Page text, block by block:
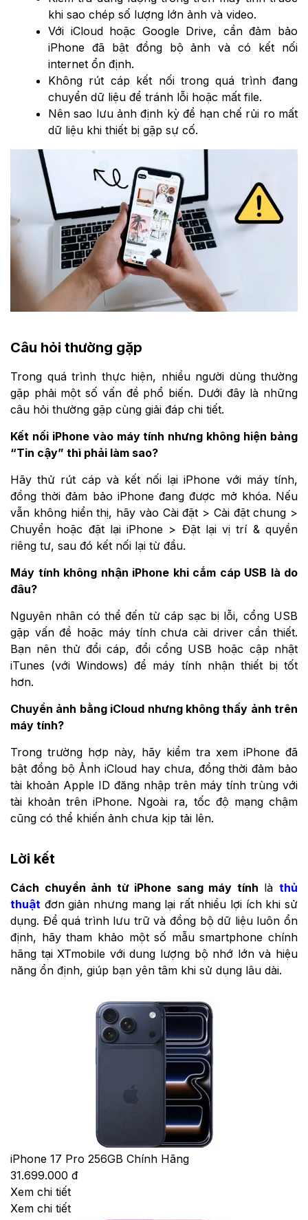
khi sao chép số lượng lớn ảnh và video.
Với iCloud hoặc Google Drive, cần đảm bảo
iPhone đã bật đồng bộ ảnh và có kết nối
internet ổn định.
Không rút cáp kết nối trong quá trình đang
chuyển dữ liệu để tránh lỗi hoặc mất file.
Nên sao lưu ảnh định kỳ để hạn chế rủi ro mất
dữ liệu khi thiết bị gặp sự cố.
Câu hỏi thường gặp
Trong quá trình thực hiện, nhiều người dùng thường
gặp phải một số vấn đề phổ biến. Dưới đây là những
câu hỏi thường gặp cùng giải đáp chi tiết.
Kết nối iPhone vào máy tính nhưng không hiện bảng
“Tin cậy” thì phải làm sao?
Hãy thử rút cáp và kết nối lại iPhone với máy tính,
đồng thời đảm bảo iPhone đang được mở khóa. Nếu
vẫn không hiển thị, hãy vào Cài đặt > Cài đặt chung >
Chuyển hoặc đặt lại iPhone > Đặt lại vị trí & quyền
riêng tư, sau đó kết nối lại từ đầu.
Máy tính không nhận iPhone khi cắm cáp USB là do
đâu?
Nguyên nhân có thể đến từ cáp sạc bị lỗi, cổng USB
gặp vấn đề hoặc máy tính chưa cài driver cần thiết.
Bạn nên thử đổi cáp, đổi cổng USB hoặc cập nhật
iTunes (với Windows) để máy tính nhận thiết bị tốt
hơn.
Chuyển ảnh bằng iCloud nhưng không thấy ảnh trên
máy tính?
Trong trường hợp này, hãy kiểm tra xem iPhone đã
bật đồng bộ Ảnh iCloud hay chưa, đồng thời đảm bảo
tài khoản Apple ID đăng nhập trên máy tính trùng với
tài khoản trên iPhone. Ngoài ra, tốc độ mạng chậm
cũng có thể khiến ảnh chưa kịp tải lên.
Lời kết
Cách chuyển ảnh từ iPhone sang máy tính làthủ
thuật đơn giản nhưng mang lại rất nhiều lợi ích khi sử
dụng. Để quá trình lưu trữ và đồng bộ dữ liệu luôn ổn
định, hãy tham khảo một số mẫu smartphone chính
hãng tại XTmobile với dung lượng bộ nhớ lớn và hiệu
năng ổn định, giúp bạn yên tâm khi sử dụng lâu dài.
iPhone 17 Pro 256GB Chính Hãng
31.699.000 đ
Xem chi tiết
Xem chi tiết